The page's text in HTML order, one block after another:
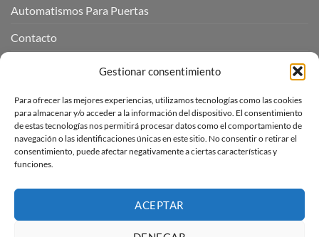
Gestionar consentimiento
Para ofrecer las mejores experiencias, utilizamos tecnologías como las cookies
para almacenar y/o acceder a la información del dispositivo. El consentimiento
de estas tecnologías nos permitirá procesar datos como el comportamiento de
navegación o las identificaciones únicas en este sitio. No consentir o retirar el
consentimiento, puede afectar negativamente a ciertas características y
funciones.
ACEPTAR
Automatismos Para Puertas
Contacto
INFORMACIÓN LEGAL
Aviso Legal